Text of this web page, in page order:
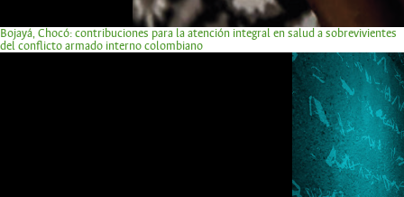
Bojayá, Chocó: contribuciones para la atención integral en salud a sobrevivientes
del conflicto armado interno colombiano